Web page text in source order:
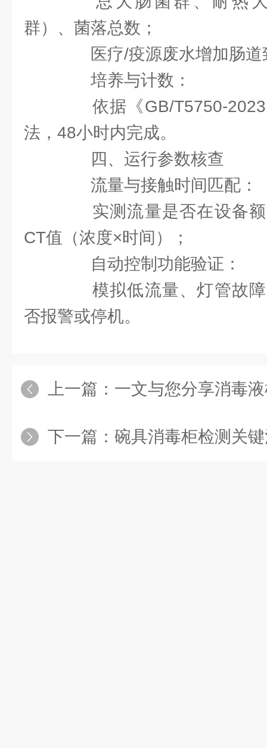
群）、菌落总数；
医疗/疫源废水增加肠道
培养与计数：
依据《GB/T5750-2023
法，48小时内完成。
四、运行参数核查
流量与接触时间匹配：
实测流量是否在设备额
CT值（浓度×时间）；
自动控制功能验证：
模拟低流量、灯管故障
否报警或停机。
上一篇： 一文与您分享消毒
下一篇： 碗具消毒柜检测关